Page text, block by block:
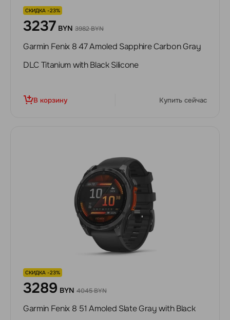
СКИДКА -23%
3237 BYN 3982 BYN
Garmin Fenix 8 47 Amoled Sapphire Carbon Gray
DLC Titanium with Black Silicone
В корзину Купить сейчас
СКИДКА -23%
3289 BYN 4045 BYN
Garmin Fenix 8 51 Amoled Slate Gray with Black